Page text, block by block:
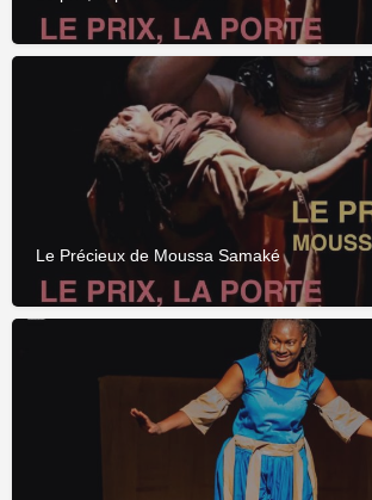
Le Précieux de Moussa Samaké